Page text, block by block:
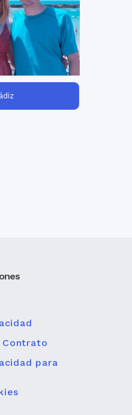
according to
your students!
Contrato
para